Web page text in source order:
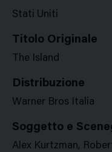
Stati Uniti
Titolo Originale
The Island
Distribuzione
Warner Bros Italia
Soggetto e
Alex Kurtzman,